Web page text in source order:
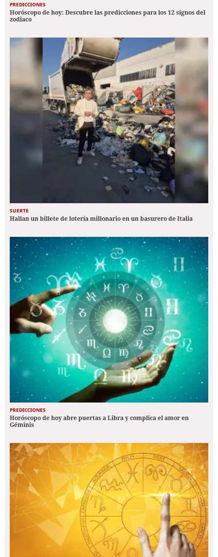
PREDICCIONES
Horóscopo de hoy: Descubre las predicciones para los 12 signos del
zodiaco
SUERTE
Hallan un billete de lotería millonario en un basurero de Italia
PREDICCIONES
Horóscopo de hoy abre puertas a Libra y complica el amor en
Géminis